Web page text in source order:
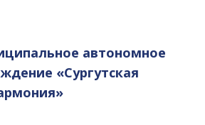
автономное
«Сургутская